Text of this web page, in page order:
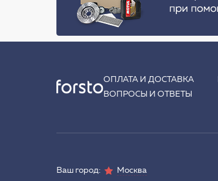
ОПЛАТА И ДОСТАВКА
ВОПРОСЫ И ОТВЕТЫ
Ваш город: Москва